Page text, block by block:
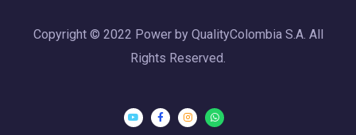
Copyright © 2022 Power by QualityColombia S.A. All
Rights Reserved.